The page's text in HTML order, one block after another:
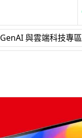
GenAI 與雲端科技專區